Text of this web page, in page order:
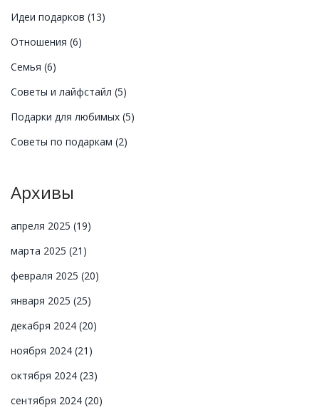
Идеи подарков (13)
Отношения (6)
Семья (6)
Советы и лайфстайл (5)
Подарки для любимых (5)
Советы по подаркам (2)
Архивы
апреля 2025 (19)
марта 2025 (21)
февраля 2025 (20)
января 2025 (25)
декабря 2024 (20)
ноября 2024 (21)
октября 2024 (23)
сентября 2024 (20)